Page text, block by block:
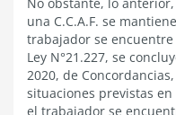
una C.C.A.F. se
trabajador se
Ley N°21.227, se
2020, de
situaciones previstas en
el trabajador se